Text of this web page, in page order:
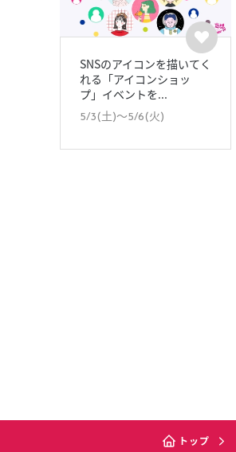
SNSのアイコンを描いてく
れる「アイコンショッ
プ」イベントを...
5/3(土)〜5/6(火)
トップ